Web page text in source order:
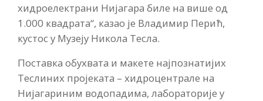
хидроелектрани Нијагара биле на више од
1.000 квадрата“, казао је Владимир Перић,
кустос у Музеју Никола Тесла.
Поставка обухвата и макете најпознатијих
Теслиних пројеката – хидроцентрале на
Нијагариним водопадима, лабораторије у